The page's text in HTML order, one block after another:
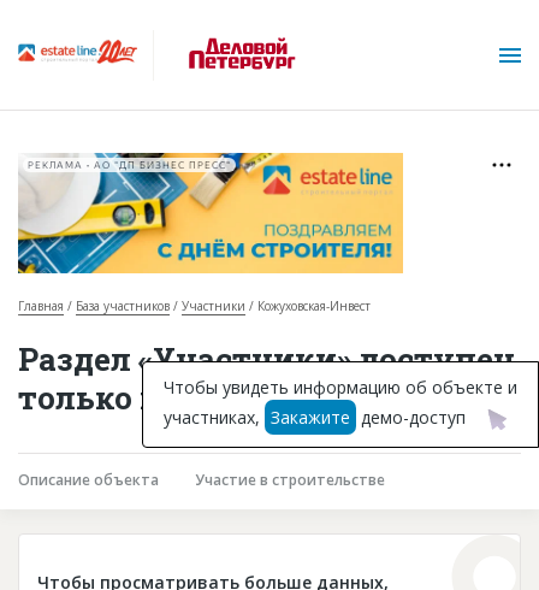
Горячие объекты
База строящихся объектов
Инвестпроекты
Глоссарий
РЕКЛАМА • АО "ДП БИЗНЕС ПРЕСС"
Главная База участников Участники Кожуховская-Инвест
Раздел «Участники» доступен
только подписчикам
Описание объекта Участие в строительстве
Чтобы просматривать больше данных,
Чтобы увидеть информацию об объекте и
участниках, Закажите демо-доступ